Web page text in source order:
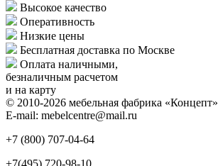
Высокое качество
Оперативность
Низкие цены
Бесплатная доставка по Москве
Оплата наличными,
безналичным расчетом
и на карту
© 2010-2026 мебельная фабрика «Концепт»
E-mail: mebelcentre@mail.ru
+7 (800) 707-04-64
+7(495) 720-98-10